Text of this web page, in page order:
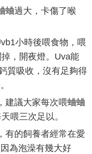
過大，卡傷了喉
小時後喂食物，喂
，開夜燈。Uva能
質吸收，沒有足夠得
議大家每次喂蛐蛐
喂三次足以。
的飼養者經常在愛
為泡澡有幾大好